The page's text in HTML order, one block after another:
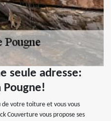
seule adresse:
Pougne!
de votre toiture et vous vous
Couverture vous propose ses